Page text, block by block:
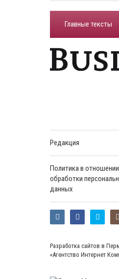
Главные тексты
Редакция
Политика в отношении
обработки
данных
Разработка сайтов в
«Агентство Интернет